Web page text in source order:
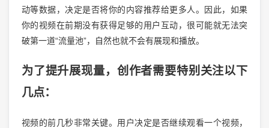
动等数据，决定是否将你的内容推荐给更多人。因此，如果
你的视频在前期没有获得足够的用户互动，很可能就无法突
破第一道“流量池”，自然也就不会有展现和播放。
为了提升展现量，创作者需要特别关注以下
几点：
视频的前几秒非常关键。用户决定是否继续观看一个视频，